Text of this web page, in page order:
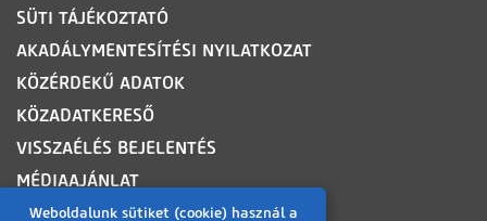
Weboldalunk sütiket (cookie) használ a
SÜTI TÁJÉKOZTATÓ
AKADÁLYMENTESÍTÉSI NYILATKOZAT
KÖZÉRDEKŰ ADATOK
KÖZADATKERESŐ
VISSZAÉLÉS BEJELENTÉS
MÉDIAAJÁNLAT
OLDALTÉRKÉP